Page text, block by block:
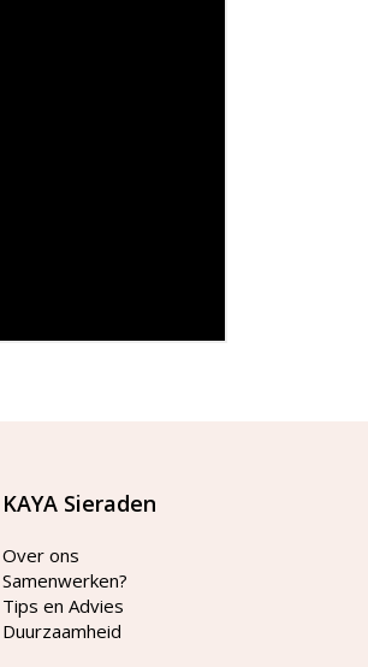
KAYA Sieraden
Over ons
Samenwerken?
Tips en Advies
Duurzaamheid